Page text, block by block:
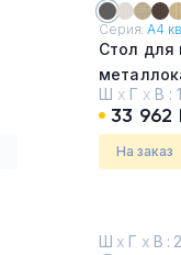
Серия:А4
Стол для
Ш х Г х В :
33 962
На заказ
Ш х Г х В :